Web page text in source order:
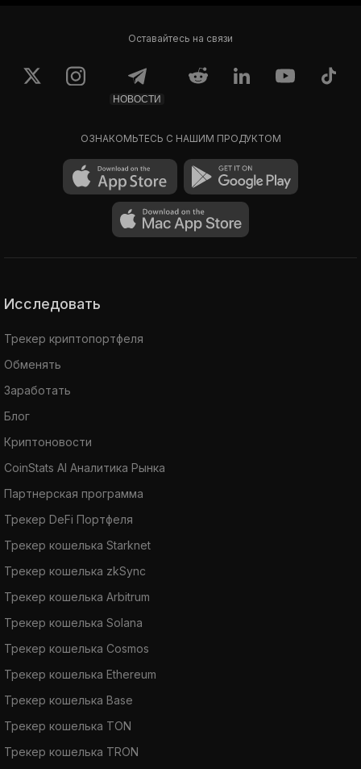
Оставайтесь на связи
НОВОСТИ
ОЗНАКОМЬТЕСЬ С НАШИМ ПРОДУКТОМ
Исследовать
Трекер криптопортфеля
Обменять
Заработать
Блог
Криптоновости
CoinStats AI Аналитика Рынка
Партнерская программа
Трекер DeFi Портфеля
Трекер кошелька Starknet
Трекер кошелька zkSync
Трекер кошелька Arbitrum
Трекер кошелька Solana
Трекер кошелька Cosmos
Трекер кошелька Ethereum
Трекер кошелька Base
Трекер кошелька TON
Трекер кошелька TRON